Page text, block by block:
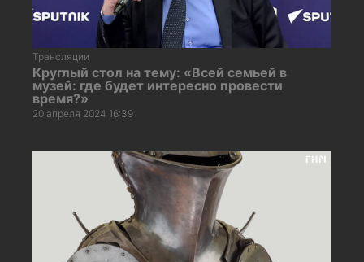
Трансляции
Круглый стол на тему: «Всей семьей в
музей: где будет интересно провести
время?»
20 апреля 2024 16:39